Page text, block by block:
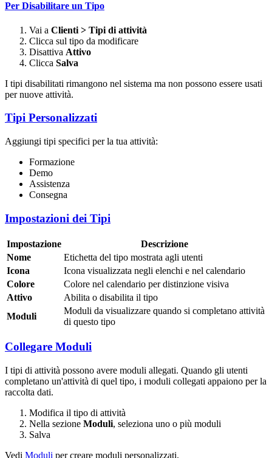
Per Disabilitare un Tipo
Vai a Clienti > Tipi di attività
Clicca sul tipo da modificare
Disattiva Attivo
Clicca Salva
I tipi disabilitati rimangono nel sistema ma non possono essere usati
per nuove attività.
Tipi Personalizzati
Aggiungi tipi specifici per la tua attività:
Formazione
Demo
Assistenza
Consegna
Impostazioni dei Tipi
Impostazione
Descrizione
Nome
Etichetta del tipo mostrata agli utenti
Icona
Icona visualizzata negli elenchi e nel calendario
Colore
Colore nel calendario per distinzione visiva
Attivo
Abilita o disabilita il tipo
Moduli
Moduli da visualizzare quando si completano attività
di questo tipo
Collegare Moduli
I tipi di attività possono avere moduli allegati. Quando gli utenti
completano un'attività di quel tipo, i moduli collegati appaiono per la
raccolta dati.
Modifica il tipo di attività
Nella sezione Moduli, seleziona uno o più moduli
Salva
Vedi Moduli per creare moduli personalizzati.